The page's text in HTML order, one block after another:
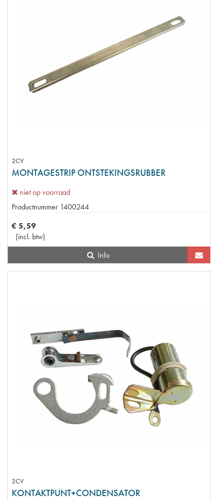
2CV
MONTAGESTRIP ONTSTEKINGSRUBBER
niet op voorraad
Productnummer 1400244
€ 5,59
(incl. btw)
Info
2CV
KONTAKTPUNT+CONDENSATOR